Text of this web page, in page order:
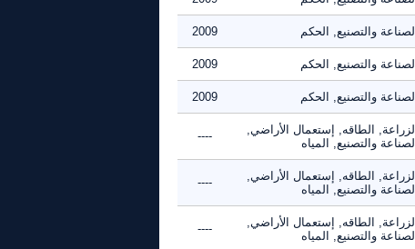
الصناعة والتصنيع, الحكم 2009
الصناعة والتصنيع, الحكم 2009
الصناعة والتصنيع, الحكم 2009
الزراعة, الطاقه, إستعمال الأراضي,
الصناعة والتصنيع, المياه
----
الزراعة, الطاقه, إستعمال الأراضي,
الصناعة والتصنيع, المياه
----
الزراعة, الطاقه, إستعمال الأراضي,
الصناعة والتصنيع, المياه
----